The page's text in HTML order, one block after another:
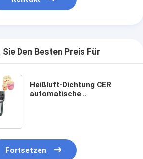
Sie Den Besten Preis Für
Heißluft-Dichtung CER
automatische
Fortsetzen